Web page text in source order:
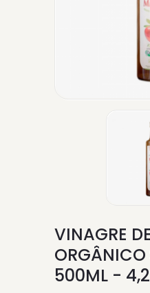
VINAGRE
ORGÂNICO
500ML -